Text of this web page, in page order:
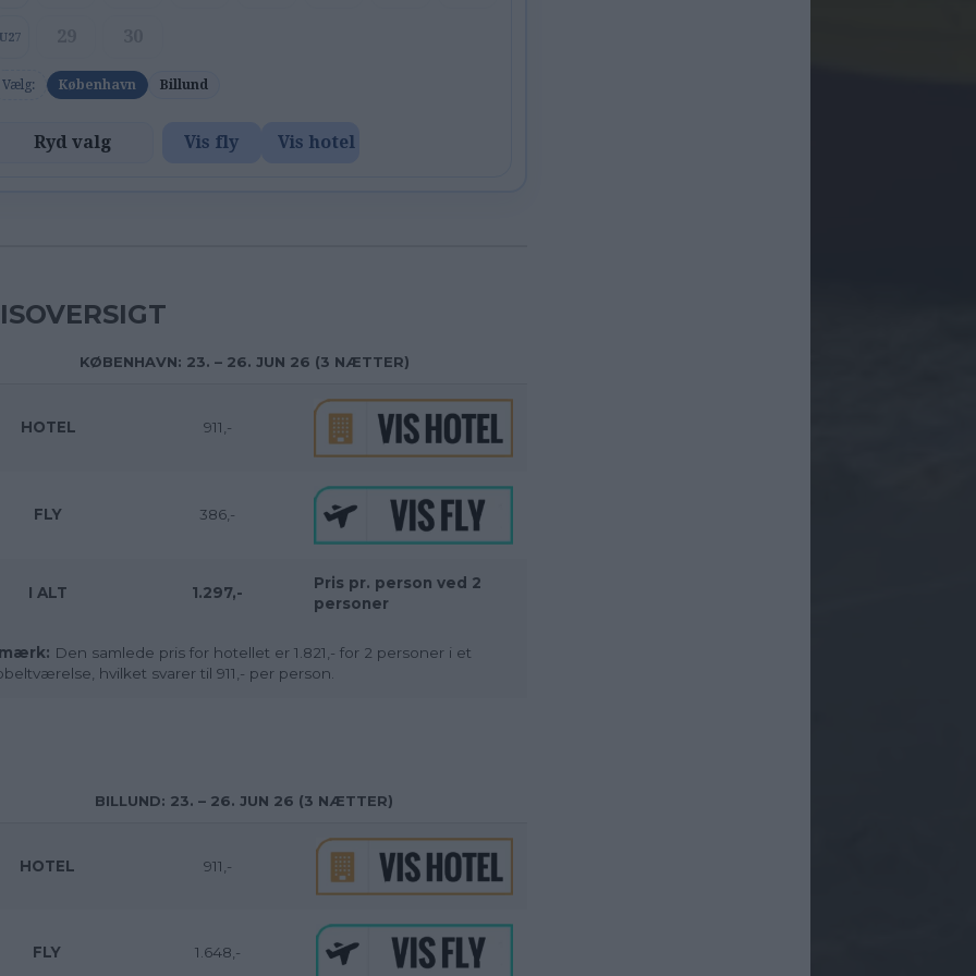
U27
Vælg: København Billund
Ryd valg Vis fly Vis hotel
KØBENHAVN: 23. – 26. JUN 26 (3 NÆTTER)
HOTEL 911,-
FLY 386,-
I ALT 1.297,-
Pris pr. person ved 2
personer
Den samlede pris for hotellet er 1.821,- for 2 personer i et
hvilket svarer til 911,- per person.
BILLUND: 23. – 26. JUN 26 (3 NÆTTER)
HOTEL 911,-
FLY 1.648,-